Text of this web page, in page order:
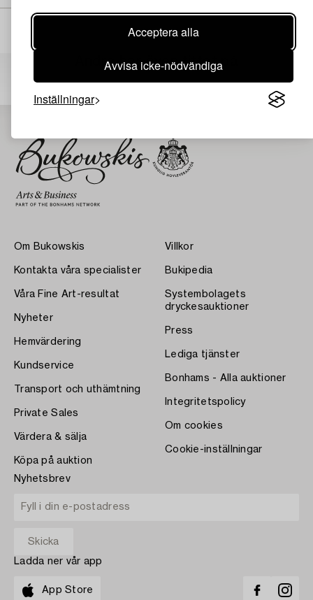
Acceptera alla
Avvisa icke-nödvändiga
Inställningar
Andra har även tittat på
Om Bukowskis
Kontakta våra specialister
Våra Fine Art-resultat
Nyheter
Hemvärdering
Kundservice
Transport och uthämtning
Private Sales
Värdera & sälja
Köpa på auktion
Villkor
Bukipedia
Systembolagets
dryckesauktioner
Press
Lediga tjänster
Bonhams - Alla auktioner
Integritetspolicy
Om cookies
Cookie-inställningar
Nyhetsbrev
Ladda ner vår app
App Store